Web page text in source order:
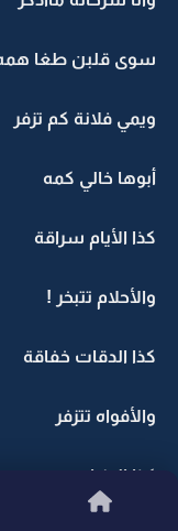
سوى قلبن طغا
ويمي فلانة كم تزفر
أبوها خالي كمه
كذا الأيام سراقة
والأحلام تتبخر !
كذا الدقات خفاقة
والأفواه تتزفر
كذا الدنيا